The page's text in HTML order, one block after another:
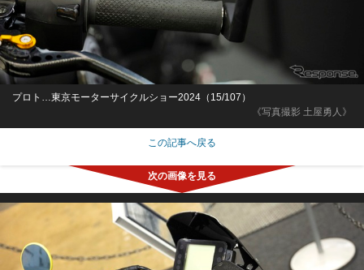
《写真撮影 土屋勇人》
プロト…東京モーターサイクルショー2024（15/107）
この記事へ戻る